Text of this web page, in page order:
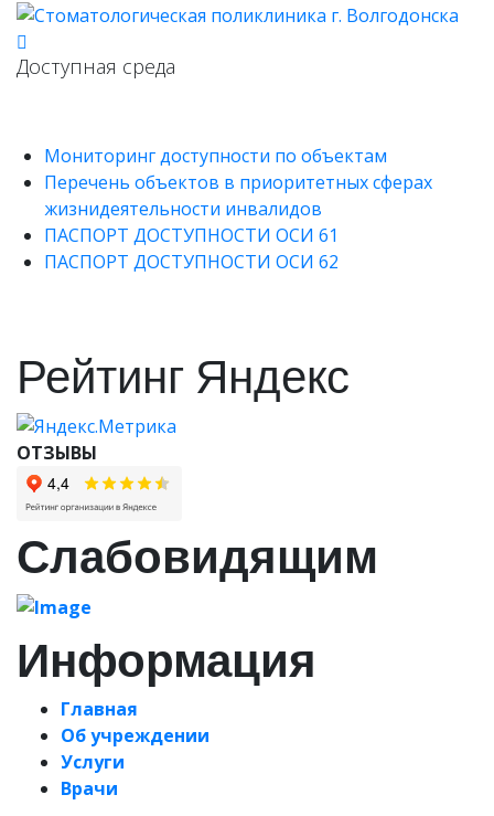
Доступная среда
Мониторинг доступности по объектам
Перечень объектов в приоритетных сферах
жизнидеятельности инвалидов
ПАСПОРТ ДОСТУПНОСТИ ОСИ 61
ПАСПОРТ ДОСТУПНОСТИ ОСИ 62
Рейтинг Яндекс
ОТЗЫВЫ
Слабовидящим
Информация
Главная
Об учреждении
Услуги
Врачи